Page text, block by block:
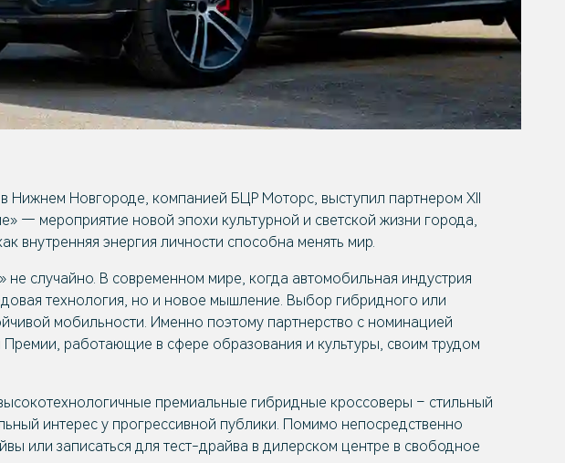
Новгороде, компанией БЦР Моторс, выступил партнером XII
мероприятие новой эпохи культурной и светской жизни города,
внутренняя энергия личности способна менять мир.
случайно. В современном мире, когда автомобильная индустрия
технология, но и новое мышление. Выбор гибридного или
мобильности. Именно поэтому партнерство с номинацией
работающие в сфере образования и культуры, своим трудом
премиальные гибридные кроссоверы – стильный
интерес у прогрессивной публики. Помимо непосредственно
или записаться для тест-драйва в дилерском центре в свободное